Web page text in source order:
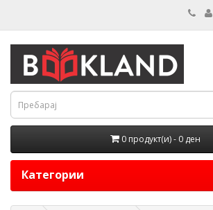
0 продукт(и) - 0 ден
Категории